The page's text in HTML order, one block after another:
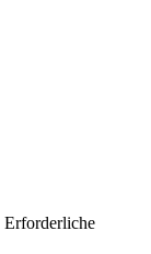
Erforderliche